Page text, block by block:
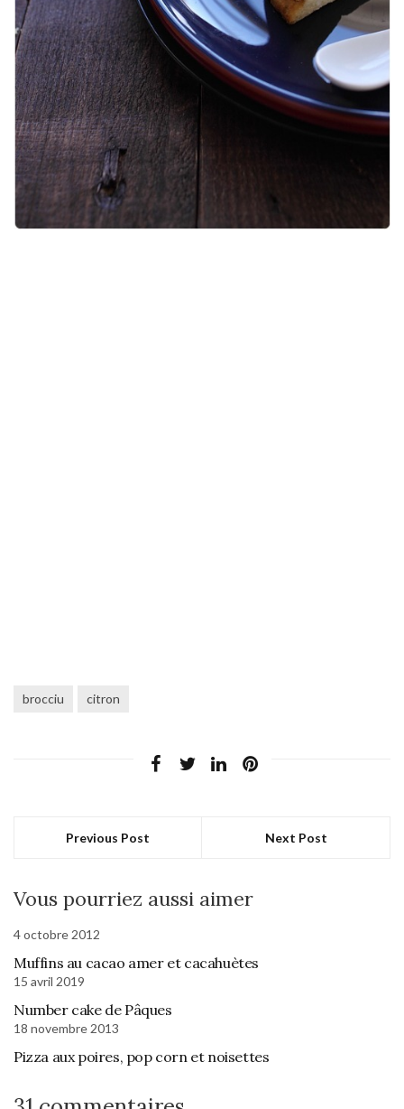
brocciu citron
Previous Post Next Post
Vous pourriez aussi aimer
4 octobre 2012
Muffins au cacao amer et cacahuètes
15 avril 2019
Number cake de Pâques
18 novembre 2013
Pizza aux poires, pop corn et noisettes